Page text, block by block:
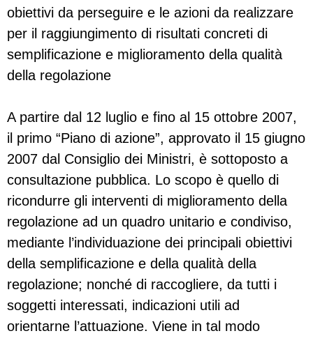
obiettivi da perseguire e le azioni da realizzare
per il raggiungimento di risultati concreti di
semplificazione e miglioramento della qualità
della regolazione
A partire dal 12 luglio e fino al 15 ottobre 2007,
il primo “Piano di azione”, approvato il 15 giugno
2007 dal Consiglio dei Ministri, è sottoposto a
consultazione pubblica. Lo scopo è quello di
ricondurre gli interventi di miglioramento della
regolazione ad un quadro unitario e condiviso,
mediante l’individuazione dei principali obiettivi
della semplificazione e della qualità della
regolazione; nonché di raccogliere, da tutti i
soggetti interessati, indicazioni utili ad
orientarne l’attuazione. Viene in tal modo